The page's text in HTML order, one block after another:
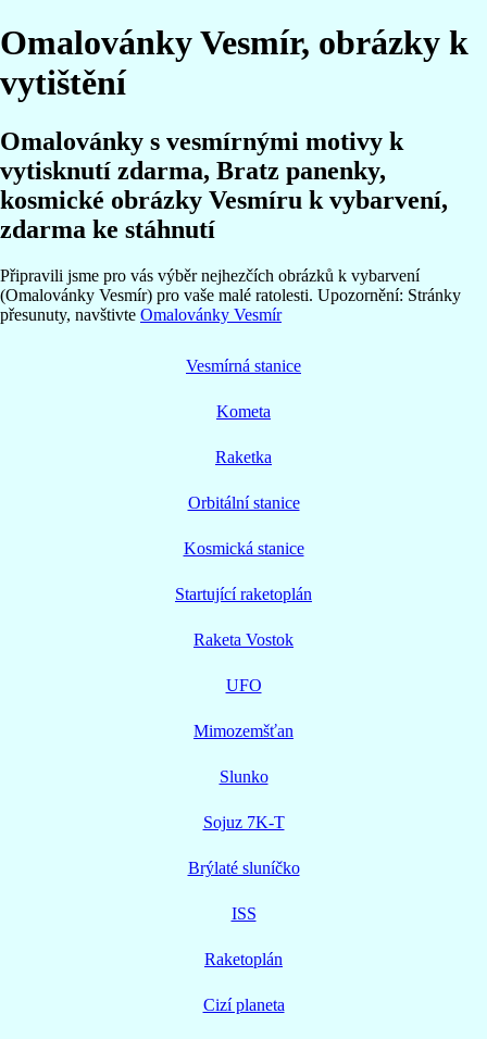
Omalovánky Vesmír, obrázky k
vytištění
Omalovánky s vesmírnými motivy k
vytisknutí zdarma, Bratz panenky,
kosmické obrázky Vesmíru k vybarvení,
zdarma ke stáhnutí
Připravili jsme pro vás výběr nejhezčích obrázků k vybarvení
(Omalovánky Vesmír) pro vaše malé ratolesti. Upozornění: Stránky
přesunuty, navštivte Omalovánky Vesmír
Vesmírná stanice
Kometa
Raketka
Orbitální stanice
Kosmická stanice
Startující raketoplán
Raketa Vostok
UFO
Mimozemšťan
Slunko
Sojuz 7K-T
Brýlaté sluníčko
ISS
Raketoplán
Cizí planeta